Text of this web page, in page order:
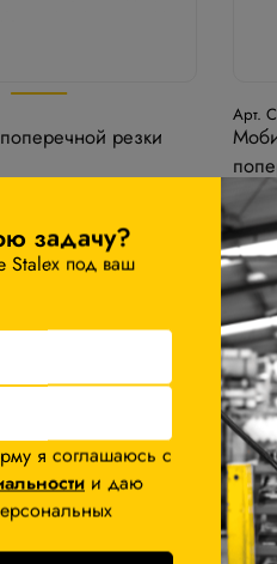
резки
Арт.
задачу?
Stalex под ваш
я соглашаюсь с
и даю